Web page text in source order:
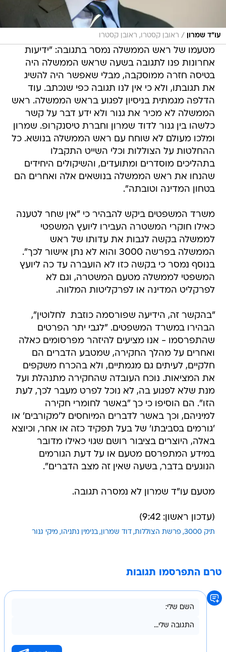
עו"ד שמרון / ראובן קסטרו, ראובן קסטרו
מטעמו של ראש הממשלה נמסר בתגובה: "ידיעות
אחרונות פנו לתגובה בשעה שראש הממשלה היה
בטיסה חזרה ממוסקבה, מבלי שאפשר היה להשיג
את תגובתו, ולא כי אין לנו תגובה כפי שנכתב. עוד
הדלפה מגמתית בניסיון לפגוע בראש הממשלה. ראש
הממשלה לא מכיר את גנור ולא ידע דבר על קשר
כלשהו בין גנור לדוד שמרון וחברת טיסנקרופ. שמרון
ומלכו מעולם לא שוחח עם ראש הממשלה בנושא. כל
ההחלטות על הצוללות וכלי השייט התקבלו
בתהליכים מוסדרים ומתועדים, והשיקולים היחידים
שהנחו את ראש הממשלה בנושאים אלה ואחרים הם
בטחון המדינה וטובתה".
משרד המשפטים ביקש להבהיר כי "אין שחר לטענה
כאילו חוקרי המשטרה העבירו ליועץ המשפטי
לממשלה בקשה לגבות את עדותו של ראש
הממשלה בפרשה 3000 והוא לא נתן אישור לכך".
בנוסף נמסר כי בקשה כזו לא הועברה עד כה ליועץ
המשפטי לממשלה מטעם המשטרה, וגם לא
לפרקליט המדינה או לפרקליטות המלווה.
"בהקשר זה, הידיעה שפורסמה כוזבת לחלוטין",
הבהירו במשרד המשפטים. "לגבי יתר הפרטים
שהתפרסמו - אנו מציעים להיזהר מפרסומים כאלה
ואחרים על מהלך החקירה, שמטבע הדברים הם
חלקיים, לעיתים גם מגמתיים, ולא בהכרח משקפים
את המציאות. נוכח העובדה שהחקירה מתנהלת ועל
מנת שלא לפגוע בה, לא נוכל לפרט מעבר לכך, לעת
הזו". הם הוסיפו כי כך "באשר לחומרי חקירה
למיניהם, וכך באשר לדברים המיוחסים ל'מקורבים' או
'גורמים בסביבתו' של בעל תפקיד כזה או אחר, וכיוצא
באלה, היוצרים בציבור רושם שגוי כאילו מדובר
במידע המתפרסם מטעם או על דעת הגורמים
הנוגעים בדבר, בשעה שאין זה מצב הדברים".
מטעם עו"ד שמרון לא נמסרה תגובה.
(עדכון ראשון: 9:42)
תיק 3000 פרשת הצוללות דוד שמרון בנימין נתניהו מיקי גנור
טרם התפרסמו תגובות